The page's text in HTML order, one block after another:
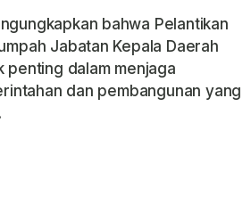
bahwa Pelantikan
Jabatan Kepala Daerah
penting dalam menjaga
dan pembangunan yang